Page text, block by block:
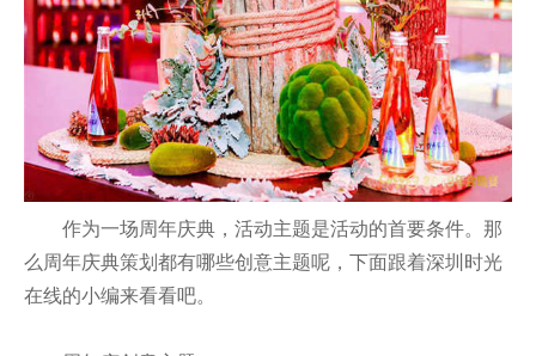
作为一场周年庆典，活动主题是活动的首要条件。那
么周年庆典策划都有哪些创意主题呢，下面跟着深圳时光
在线的小编来看看吧。